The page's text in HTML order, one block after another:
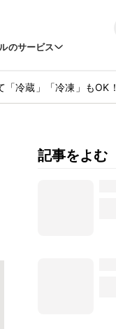
のサービス
冷蔵」「冷凍」もOK！
記事をよむ